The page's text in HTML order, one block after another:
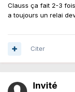
Clauss ça fait 2-3
a toujours un relai
Citer
Invité